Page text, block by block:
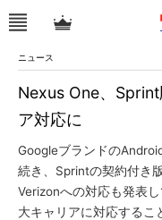
ニュース
Nexus One、
ア対応に
Googleブランドの
続き、Sprintの契約付き
Verizonへの対応も発表
大キャリアに対応するこ